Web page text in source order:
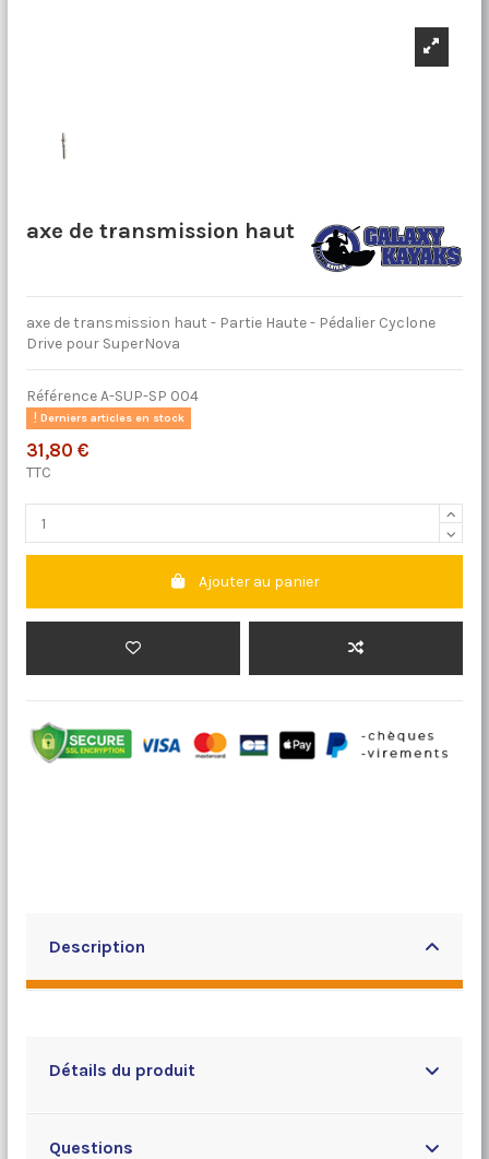
axe de transmission haut
axe de transmission haut - Partie Haute - Pédalier Cyclone
Drive pour SuperNova
RéférenceA-SUP-SP 004
Derniers articles en stock
31,80 €
TTC
Ajouter au panier
Description
Détails du produit
Questions